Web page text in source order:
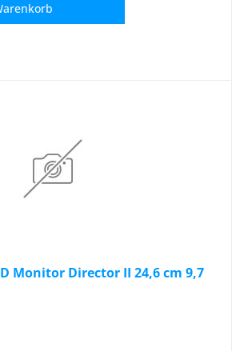
Monitor Director II 24,6 cm 9,7